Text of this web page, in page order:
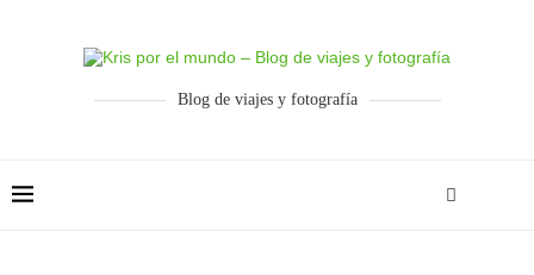
Blog de viajes y fotografía